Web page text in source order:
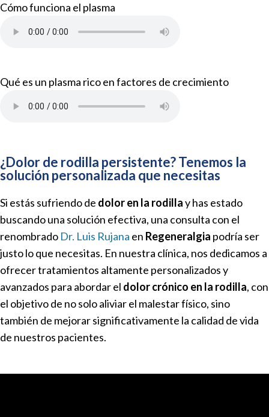
Cómo funciona el plasma
Qué es un plasma rico en factores de crecimiento
¿Dolor de rodilla persistente? Tenemos la
solución personalizada que necesitas
Si estás sufriendo de dolor en la rodillay has estado
buscando una solución efectiva, una consulta con el
renombrado Dr. Luis Rujana en Regeneralgia podría ser
justo lo que necesitas. En nuestra clínica, nos dedicamos a
ofrecer tratamientos altamente personalizados y
avanzados para abordar el dolor crónico en la rodilla, con
el objetivo de no solo aliviar el malestar físico, sino
también de mejorar significativamente la calidad de vida
de nuestros pacientes.